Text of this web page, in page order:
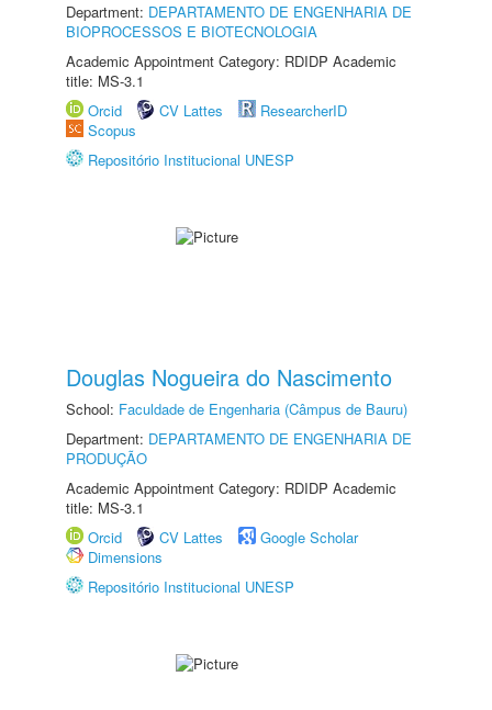
Department: DEPARTAMENTO DE ENGENHARIA DE
BIOPROCESSOS E BIOTECNOLOGIA
Academic Appointment Category: RDIDP Academic
title: MS-3.1
Orcid
CV Lattes
ResearcherID
Scopus
Repositório Institucional UNESP
Douglas Nogueira do Nascimento
School: Faculdade de Engenharia (Câmpus de Bauru)
Department: DEPARTAMENTO DE ENGENHARIA DE
PRODUÇÃO
Academic Appointment Category: RDIDP Academic
title: MS-3.1
Orcid
CV Lattes
Google Scholar
Dimensions
Repositório Institucional UNESP